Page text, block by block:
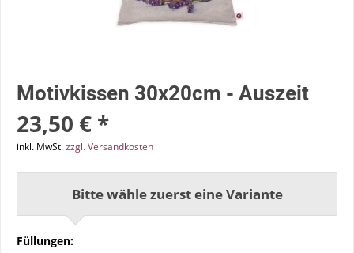
Motivkissen 30x20cm - Auszeit
23,50 € *
inkl. MwSt.zzgl. Versandkosten
Bitte wähle zuerst eine Variante
Füllungen: